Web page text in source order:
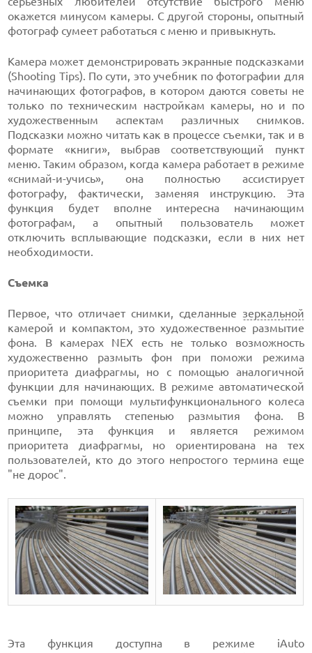
окажется минусом камеры. С другой стороны, опытный
фотограф сумеет работаться с меню и привыкнуть.
Камера может демонстрировать экранные подсказками
(Shooting Tips). По сути, это учебник по фотографии для
начинающих фотографов, в котором даются советы не
только по техническим настройкам камеры, но и по
художественным аспектам различных снимков.
Подсказки можно читать как в процессе съемки, так и в
формате «книги», выбрав соответствующий пункт
меню. Таким образом, когда камера работает в режиме
«снимай-и-учись», она полностью ассистирует
фотографу, фактически, заменяя инструкцию. Эта
функция будет вполне интересна начинающим
фотографам, а опытный пользователь может
отключить всплывающие подсказки, если в них нет
необходимости.
Съемка
Первое, что отличает снимки, сделанные зеркальной
камерой и компактом, это художественное размытие
фона. В камерах NEX есть не только возможность
художественно размыть фон при поможи режима
приоритета диафрагмы, но с помощью аналогичной
функции для начинающих. В режиме автоматической
съемки при помощи мультифункционального колеса
можно управлять степенью размытия фона. В
принципе, эта функция и является режимом
приоритета диафрагмы, но ориентирована на тех
пользователей, кто до этого непростого термина еще
"не дорос".
Эта функция доступна в режиме iAuto